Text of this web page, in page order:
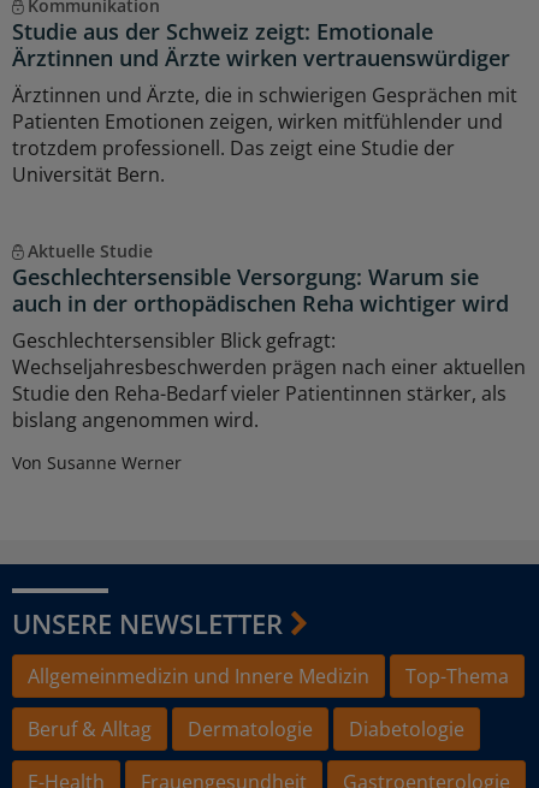
Kommunikation
Studie aus der Schweiz zeigt: Emotionale
Ärztinnen und Ärzte wirken vertrauenswürdiger
Ärztinnen und Ärzte, die in schwierigen Gesprächen mit
Patienten Emotionen zeigen, wirken mitfühlender und
trotzdem professionell. Das zeigt eine Studie der
Universität Bern.
Aktuelle Studie
Geschlechtersensible Versorgung: Warum sie
auch in der orthopädischen Reha wichtiger wird
Geschlechtersensibler Blick gefragt:
Wechseljahresbeschwerden prägen nach einer aktuellen
Studie den Reha-Bedarf vieler Patientinnen stärker, als
bislang angenommen wird.
Von Susanne Werner
UNSERE NEWSLETTER
Allgemeinmedizin und Innere Medizin
Top-Thema
Beruf & Alltag
Dermatologie
Diabetologie
E-Health
Frauengesundheit
Gastroenterologie